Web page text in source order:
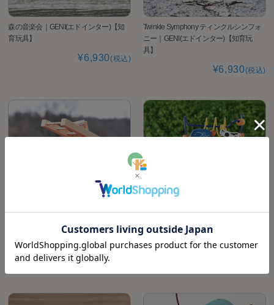
森の音楽会｜GENI(エドインター)【知
育玩具】
¥6,930(税込)
Twinkle Symphony ティンクルシンフォ
ニー｜GENI(エドインター)【知育玩
具】
¥6,930(税込)
カタカタ森の消防隊｜GENI(エドインタ
ー)【知育玩具】
¥4,620
アニマルビーズバス｜GENI(エドインタ
ー)【知育玩具】